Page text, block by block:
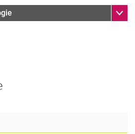
(öffnet externen Link in einem